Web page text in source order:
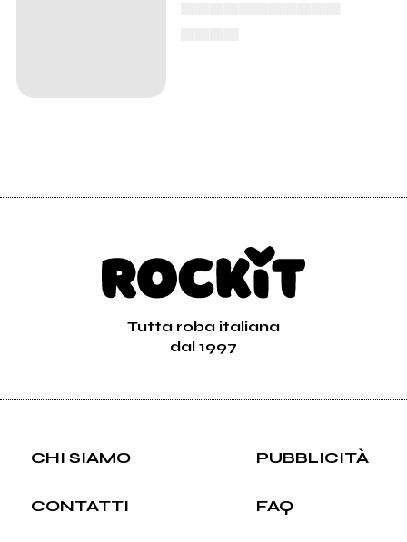
Tutta roba italiana
dal 1997
CHI SIAMO PUBBLICITÀ
CONTATTI FAQ